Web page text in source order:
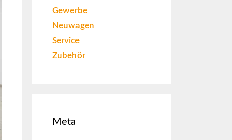
Gewerbe
Neuwagen
Service
Zubehör
Meta